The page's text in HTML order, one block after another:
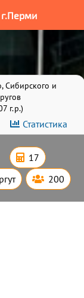
Сибирского и
г.р.)
Статистика
17
200